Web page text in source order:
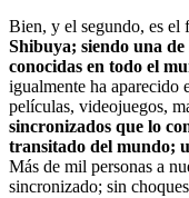
Bien, y el segundo, es el
Shibuya; siendo una de
conocidas en todo el
igualmente ha aparecido
películas, videojuegos,
sincronizados que lo
transitado del mundo;
Más de mil personas a
sincronizado; sin